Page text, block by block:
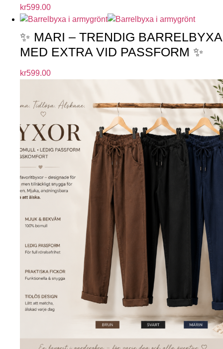
kr599.00
✨ MARI – TRENDIG BARRELBYXA
MED EXTRA VID PASSFORM ✨
kr599.00